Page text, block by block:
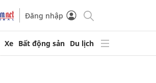
Đăng nhập
Xe Bất động sản Du lịch